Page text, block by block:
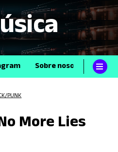
Sobre nosotros
PUNK
More Lies